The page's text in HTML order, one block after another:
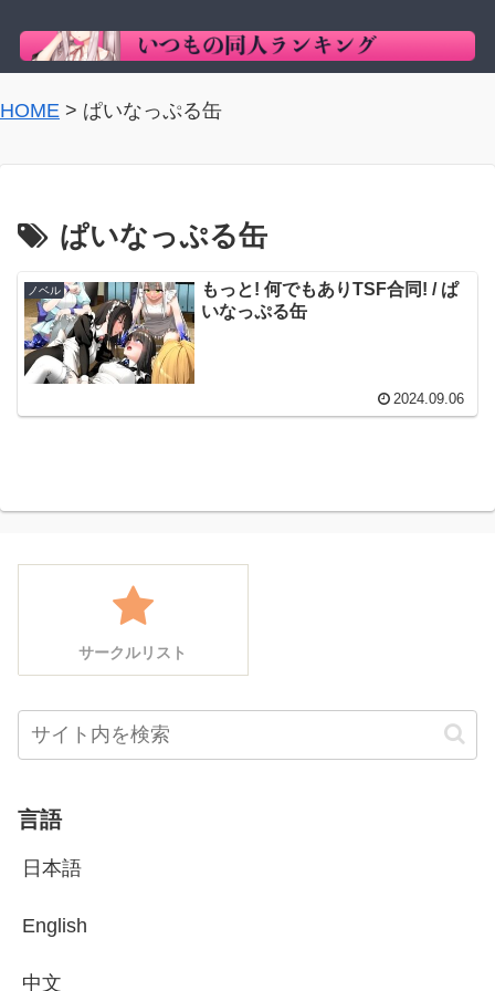
HOME > ぱいなっぷる缶
ぱいなっぷる缶
ノベル
もっと! 何でもありTSF合同! / ぱ
いなっぷる缶
2024.09.06
サークルリスト
言語
日本語
English
中文